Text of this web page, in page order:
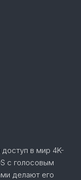
в мир 4K-
с голосовым
делают его